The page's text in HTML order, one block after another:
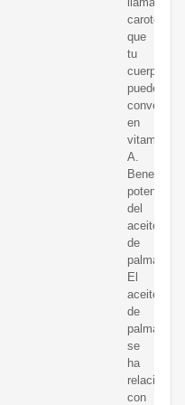
que
tu
cuerpo
puede
convertir
en
vitamina
A.
Beneficios
del
aceite
de
palma.
El
aceite
de
palma
se
ha
con